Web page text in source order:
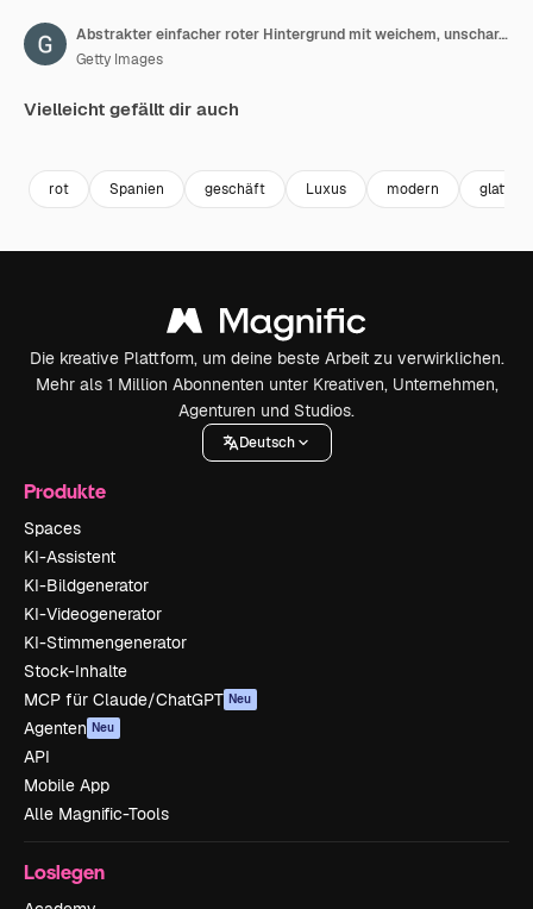
Abstrakter einfacher roter Hintergrund mit weichem, unscharfem Bewegungsdesign.
Getty Images
Vielleicht gefällt dir auch
rot Spanien geschäft Luxus modern glatt
Die kreative Plattform, um deine beste Arbeit zu verwirklichen.
Mehr als 1 Million Abonnenten unter Kreativen, Unternehmen,
Agenturen und Studios.
Deutsch
Produkte
Spaces
KI-Assistent
KI-Bildgenerator
KI-Videogenerator
KI-Stimmengenerator
Stock-Inhalte
MCP für Claude/ChatGPT Neu
Agenten Neu
API
Mobile App
Alle Magnific-Tools
Loslegen